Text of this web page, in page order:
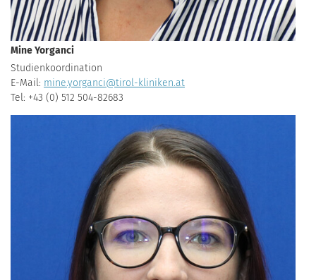
Mine Yorganci
Studienkoordination
E-Mail: mine.yorganci@tirol-kliniken.at
Tel: +43 (0) 512 504-82683